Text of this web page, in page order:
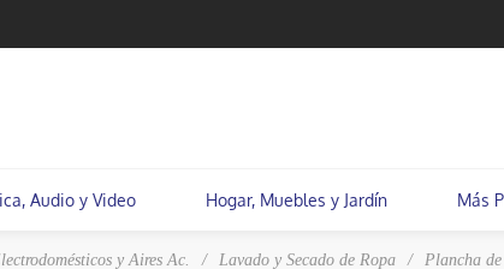
Audio y Video Hogar, Muebles y Jardín Más
y Aires Ac. / Lavado y Secado de Ropa / Plancha